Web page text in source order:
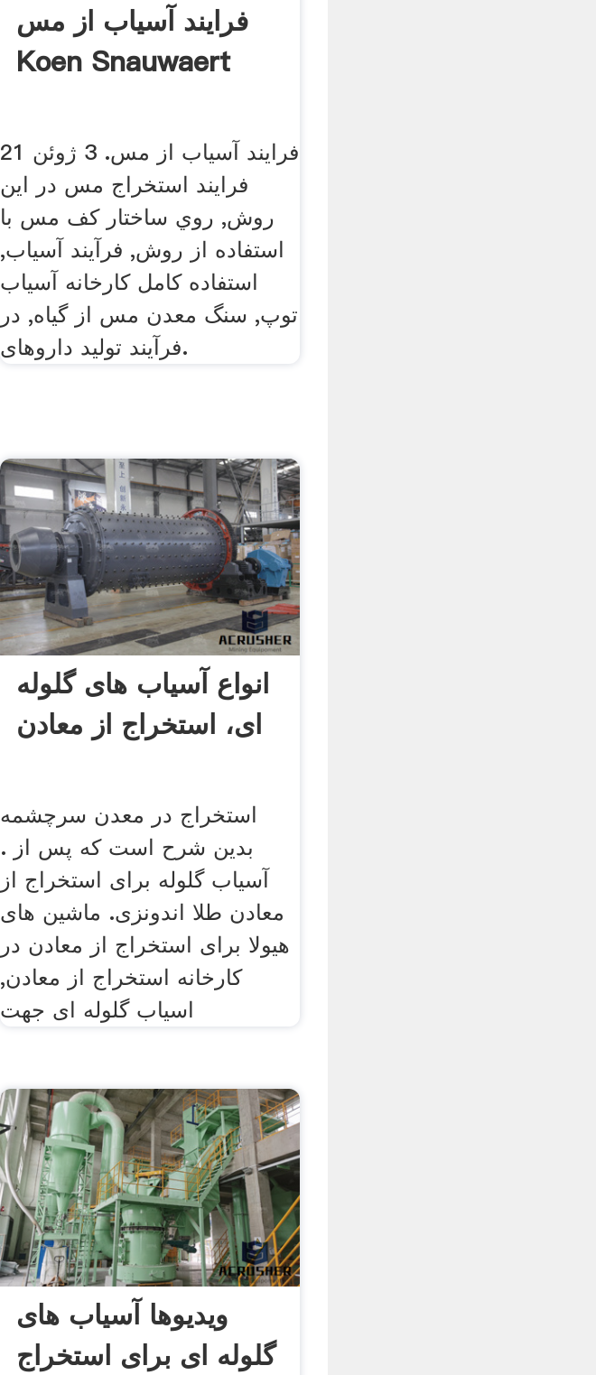
فرایند آسیاب از مس
Koen Snauwaert
فرایند آسیاب از مس. 3 ژوئن 21
فرایند استخراج مس در این
روش, روي ساختار كف مس با
استفاده از روش, فرآیند آسیاب,
استفاده کامل کارخانه آسیاب
توپ, سنگ معدن مس از گیاه, در
فرآیند تولید داروهای.
انواع آسیاب های گلوله
ای، استخراج از معادن
استخراج در معدن سرچشمه
بدین شرح است که پس از .
آسیاب گلوله برای استخراج از
معادن طلا اندونزی. ماشین های
هیولا برای استخراج از معادن در
کارخانه استخراج از معادن,
اسیاب گلوله ای جهت
ویدیوها آسیاب های
گلوله ای برای استخراج